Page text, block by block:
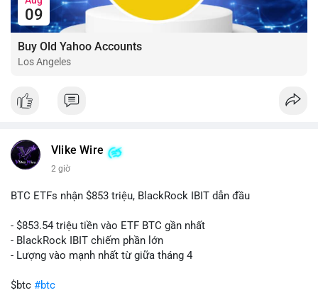
09
Buy Old Yahoo Accounts
Los Angeles
Vlike Wire
2 giờ
BTC ETFs nhận $853 triệu, BlackRock IBIT dẫn đầu
- $853.54 triệu tiền vào ETF BTC gần nhất
- BlackRock IBIT chiếm phần lớn
- Lượng vào mạnh nhất từ giữa tháng 4
$btc #btc